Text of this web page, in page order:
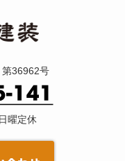
36962号
曜定休